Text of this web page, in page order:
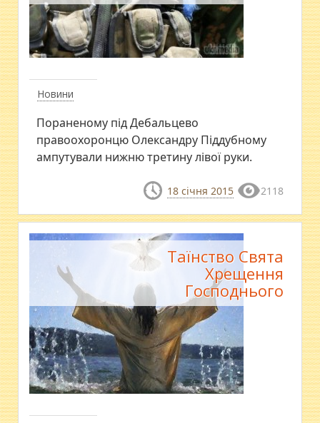
Новини
Пораненому під Дебальцево
правоохоронцю Олександру Піддубному
ампутували нижню третину лівої руки.
18 січня 2015 2118
Таїнство Свята
Хрещення
Господнього